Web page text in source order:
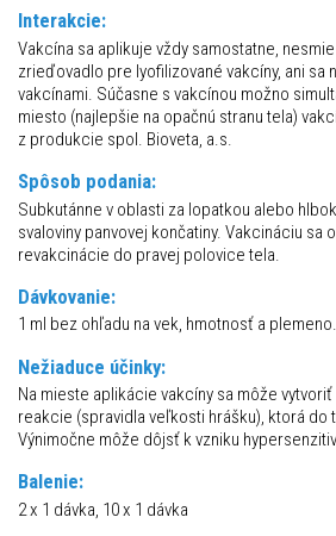
Interakcie:
Vakcína sa aplikuje vždy samostatne,
zrieďovadlo pre lyofilizované vakcíny, ani sa
vakcínami. Súčasne s vakcínou možno
miesto (najlepšie na opačnú stranu tela)
z produkcie spol. Bioveta, a.s.
Spôsob podania:
Subkutánne v oblasti za lopatkou alebo
svaloviny panvovej končatiny. Vakcináciu sa
revakcinácie do pravej polovice tela.
Dávkovanie:
1 ml bez ohľadu na vek, hmotnosť a plemeno.
Nežiaduce účinky:
Na mieste aplikácie vakcíny sa môže
reakcie (spravidla veľkosti hrášku), ktorá do
Výnimočne môže dôjsť k vzniku
Balenie:
2 x 1 dávka, 10 x 1 dávka